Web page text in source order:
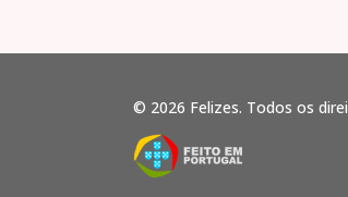
© 2026 Felizes. Todos os